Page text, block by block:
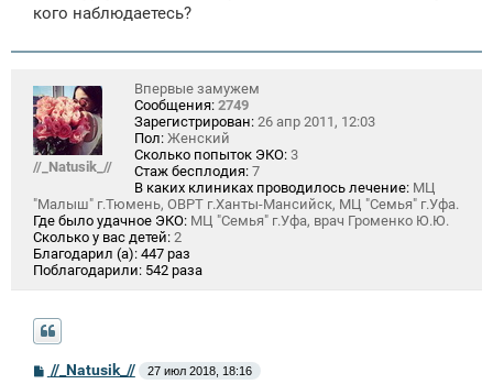
кого наблюдаетесь?
//_Natusik_//
Впервые замужем
Сообщения: 2749
Зарегистрирован: 26 апр 2011, 12:03
Пол: Женский
Сколько попыток ЭКО: 3
Стаж бесплодия: 7
В каких клиниках проводилось лечение: МЦ
"Малыш" г.Тюмень, ОВРТ г.Ханты-Мансийск, МЦ "Семья" г.Уфа.
Где было удачное ЭКО: МЦ "Семья" г.Уфа, врач Громенко Ю.Ю.
Сколько у вас детей: 2
Благодарил (а): 447 раз
Поблагодарили: 542 раза
С
//_Natusik_// 27 июл 2018, 18:16